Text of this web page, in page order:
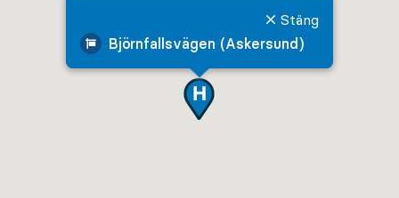
Björnfallsvägen (Askersund)
Stäng